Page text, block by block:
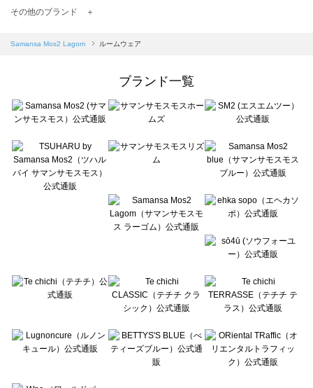
TSUHARU by Samansa Mos2（ツハルバイサマンサモスモス）のルームウェア一覧
Samansa Mos2 blue（サマンサモスモス ブルー）のルームウェア一覧
sō4ū（ソウフォーユー）のルームウェア一覧
Te chichi（テチチ）のルームウェア一覧
Te chichi CLASSIC（テチチ クラシック）のルームウェア一覧
Lugnoncure（ルノンキュール）のルームウェア一覧
BETTY'S BLUE（べティーズブルー）のルームウェア一覧
Wpc.（ワールドパーティー）のルームウェア一覧
その他のブランド ＋
Samansa Mos2 Lagom ルームウェア
ブランド一覧